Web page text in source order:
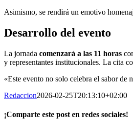
Asimismo, se rendirá un emotivo
Desarrollo del evento
La jornada comenzará a las 11 horas
y representantes institucionales. La cita
«Este evento no solo celebra el sabor de
Redaccion2026-02-25T20:13:10+02:00
¡Comparte este post en redes sociales!